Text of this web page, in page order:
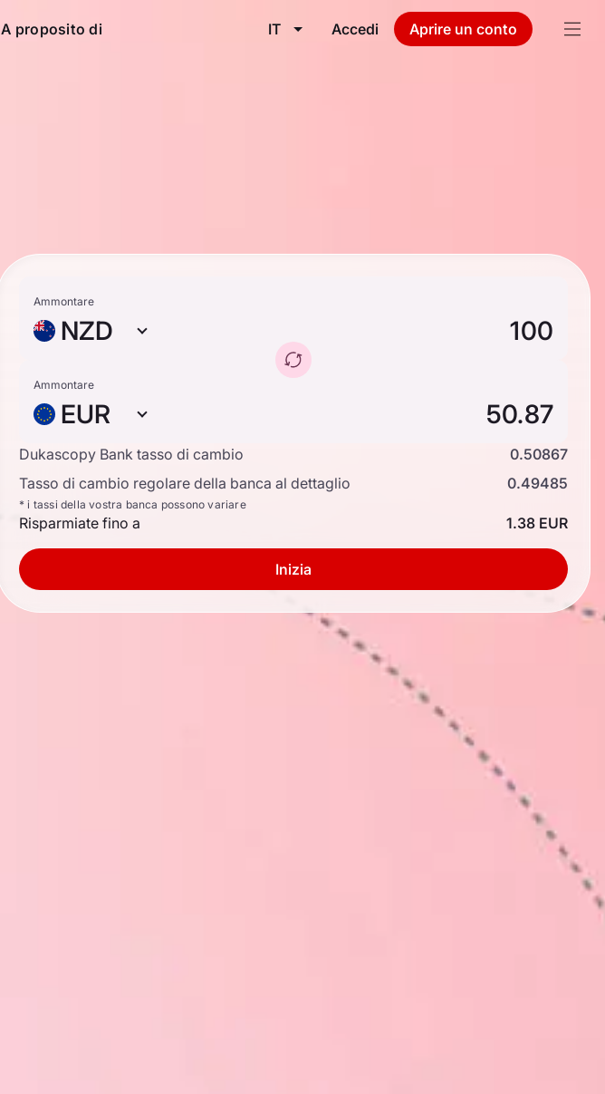
A proposito di IT Accedi Aprire un conto
Ammontare
NZD
Ammontare
EUR
Dukascopy Bank tasso di cambio
0.50867
Tasso di cambio regolare della banca al dettaglio
0.49485
* i tassi della vostra banca possono variare
Risparmiate fino a 1.38 EUR
Inizia